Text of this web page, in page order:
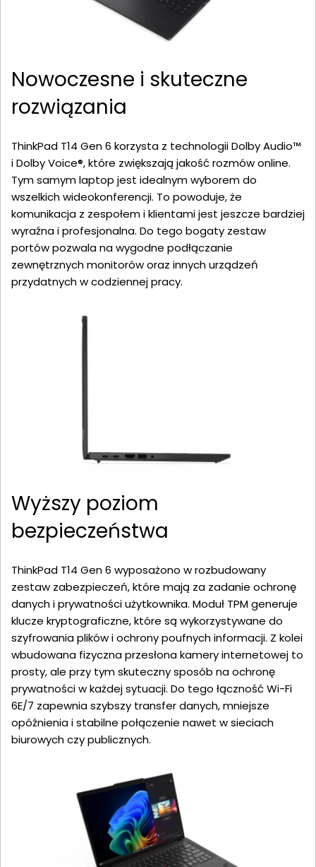
Nowoczesne i skuteczne
rozwiązania
ThinkPad T14 Gen 6 korzysta z technologii Dolby Audio™
i Dolby Voice®, które zwiększają jakość rozmów online.
Tym samym laptop jest idealnym wyborem do
wszelkich wideokonferencji. To powoduje, że
komunikacja z zespołem i klientami jest jeszcze bardziej
wyraźna i profesjonalna. Do tego bogaty zestaw
portów pozwala na wygodne podłączanie
zewnętrznych monitorów oraz innych urządzeń
przydatnych w codziennej pracy.
Wyższy poziom
bezpieczeństwa
ThinkPad T14 Gen 6 wyposażono w rozbudowany
zestaw zabezpieczeń, które mają za zadanie ochronę
danych i prywatności użytkownika. Moduł TPM generuje
klucze kryptograficzne, które są wykorzystywane do
szyfrowania plików i ochrony poufnych informacji. Z kolei
wbudowana fizyczna przesłona kamery internetowej to
prosty, ale przy tym skuteczny sposób na ochronę
prywatności w każdej sytuacji. Do tego łączność Wi-Fi
6E/7 zapewnia szybszy transfer danych, mniejsze
opóźnienia i stabilne połączenie nawet w sieciach
biurowych czy publicznych.